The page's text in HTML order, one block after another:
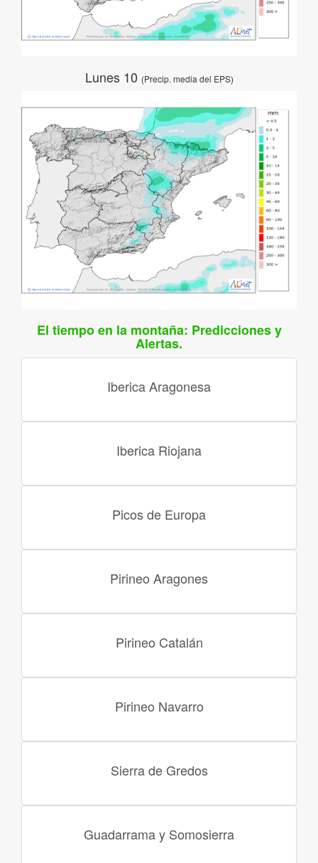
Lunes 10 (Precip. media del EPS)
El tiempo en la montaña: Predicciones y
Alertas.
Iberica Aragonesa
Iberica Riojana
Picos de Europa
Pirineo Aragones
Pirineo Catalán
Pirineo Navarro
Sierra de Gredos
Guadarrama y Somosierra